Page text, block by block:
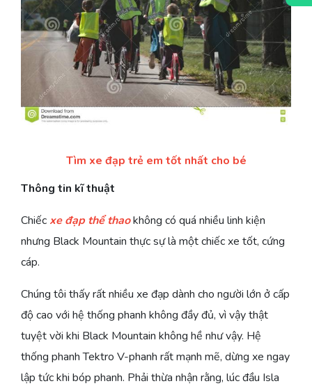
Tìm xe đạp trẻ em tốt nhất cho bé
Thông tin kĩ thuật
Chiếc xe đạp thể thaokhông có quá nhiều linh kiện
nhưng Black Mountain thực sự là một chiếc xe tốt, cứng
cáp.
Chúng tôi thấy rất nhiều xe đạp dành cho người lớn ở cấp
độ cao với hệ thống phanh không đầy đủ, vì vậy thật
tuyệt vời khi Black Mountain không hề như vậy. Hệ
thống phanh Tektro V-phanh rất mạnh mẽ, dừng xe ngay
lập tức khi bóp phanh. Phải thừa nhận rằng, lúc đầu Isla